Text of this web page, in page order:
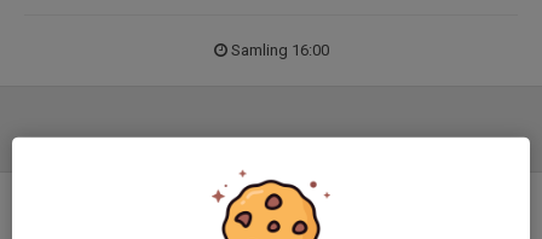
Samling 16:00
Laguppställning
Ingen uppställning ifylld